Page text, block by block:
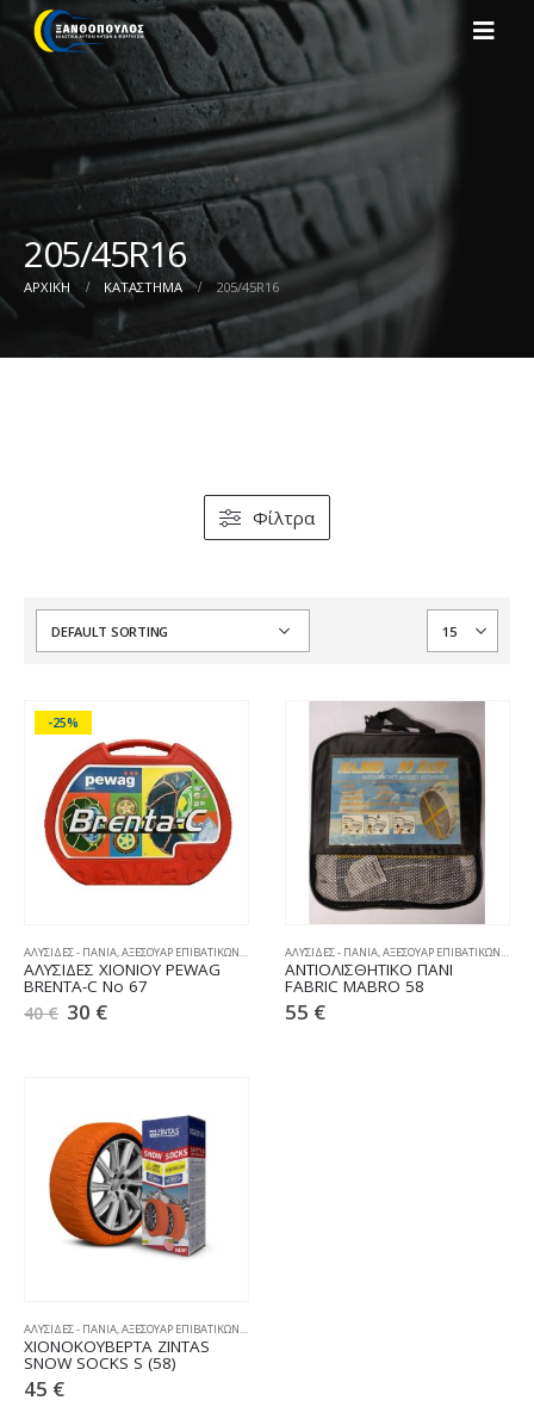
205/45R16
ΑΡΧΙΚΉ ΚΑΤΆΣΤΗΜΑ 205/45R16
Φίλτρα
-25%
ΑΛΥΣΙΔΕΣ - ΠΑΝΙΑ,ΑΞΕΣΟΥΑΡ ΕΠΙΒΑΤΙΚΩΝ,ΧΙΟΝΟΑΛΥΣΙΔΕΣ
ΑΛΥΣΙΔΕΣ ΧΙΟΝΙΟΥ PEWAG
BRENTA-C No 67
40€ 30 €
ΑΛΥΣΙΔΕΣ - ΠΑΝΙΑ,ΑΞΕΣΟΥΑΡ ΕΠΙΒΑΤΙΚΩΝ,
ΑΝΤΙΟΛΙΣΘΗΤΙΚΟ ΠΑΝΙ
FABRIC MABRO 58
55 €
ΑΛΥΣΙΔΕΣ - ΠΑΝΙΑ,ΑΞΕΣΟΥΑΡ ΕΠΙΒΑΤΙΚΩΝ,ΧΙΟΝΟΚΟΥΒΕΡΤΕΣ
ΧΙΟΝΟΚΟΥΒΕΡΤΑ ZINTAS
SNOW SOCKS S (58)
45 €